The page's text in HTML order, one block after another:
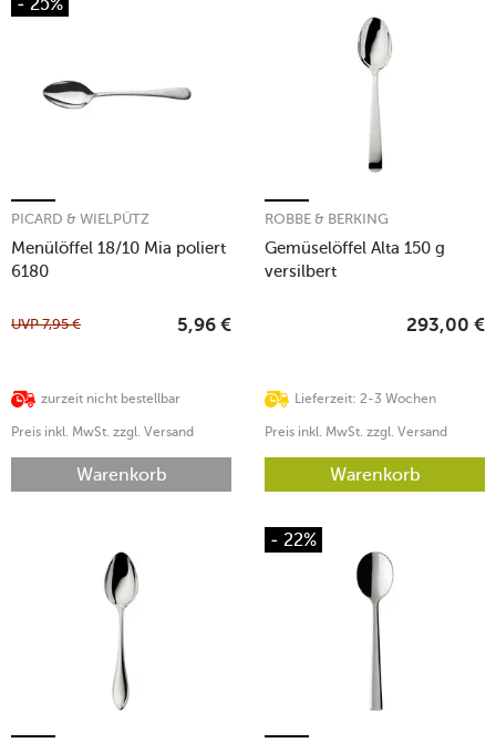
Menülöffel 18/10 Mia poliert
6180
PICARD & WIELPÜTZ
zurzeit nicht bestellbar
UVP7,95 € 5,96 €
Preis inkl. MwSt. zzgl. Versand
Warenkorb
Gemüselöffel Alta 150 g
versilbert
ROBBE & BERKING
Lieferzeit: 2-3 Wochen
293,00 €
Preis inkl. MwSt. zzgl. Versand
Warenkorb
- 22%